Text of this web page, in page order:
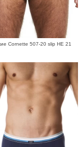
Cornette 507-20 slip HE 21